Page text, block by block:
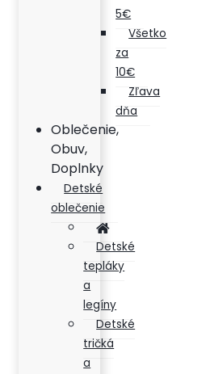
5€
Všetko
za
10€
Zľava
dňa
Oblečenie,
Obuv,
Doplnky
Detské
oblečenie
Detské
tepláky
a
legíny
Detské
tričká
a